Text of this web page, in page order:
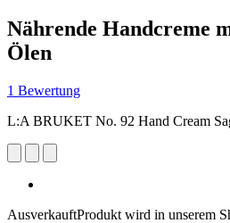
Nährende Handcreme
Ölen
1 Bewertung
L:A BRUKET No. 92 Hand Cream
AusverkauftProdukt wird in unserem